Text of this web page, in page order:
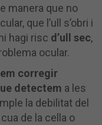
manera que no
que l’ull s’obri i
hagi risc d’ull sec,
ocular.
corregir
detectem a les
la debilitat del
de la cella o